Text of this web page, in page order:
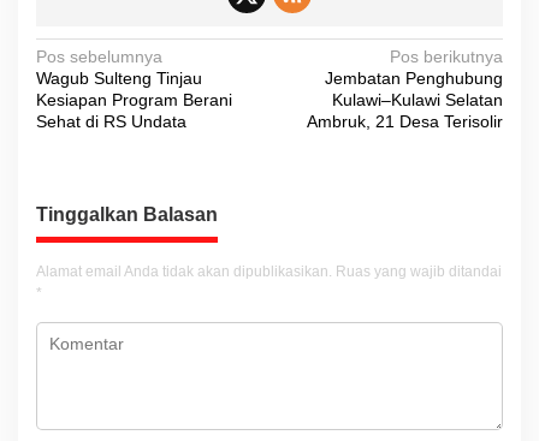
N
a
v
a
s
i
p
Pos sebelumnya
Wagub Sulteng Tinjau
Kesiapan Program Berani
Sehat di RS Undata
Pos berikutnya
Jembatan Penghubung
Kulawi–Kulawi Selatan
Ambruk, 21 Desa Terisolir
Tinggalkan Balasan
Alamat email Anda tidak akan dipublikasikan. Ruas yang wajib ditandai
*